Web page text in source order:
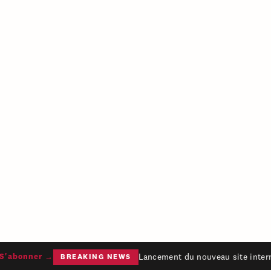
→ BREAKING NEWS Lancement du nouveau site